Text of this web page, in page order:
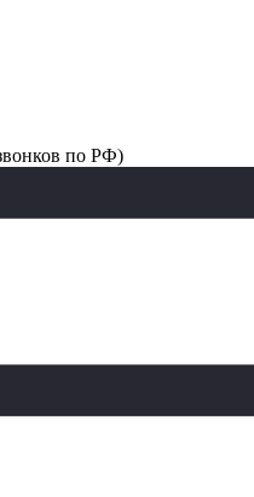
по РФ)